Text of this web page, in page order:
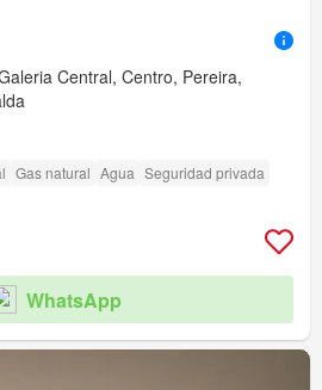
Central, Centro, Pereira,
Gas natural Agua Seguridad privada
WhatsApp